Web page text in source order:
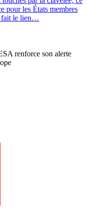
pour les États membres
fait le lien…
renforce son alerte